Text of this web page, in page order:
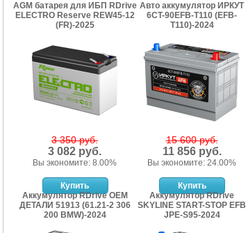
AGM батарея для ИБП RDrive
ELECTRO Reserve REW45-12
(FR)-2025
3 350 руб.
3 082 руб.
Вы экономите: 8.00%
Авто аккумулятор ИРКУТ
6CT-90EFB-T110 (EFB-
T110)-2024
15 600 руб.
11 856 руб.
Вы экономите: 24.00%
Аккумулятор RDrive OEM
ДЕТАЛИ 51913 (61.21-2 306
200 BMW)-2024
Аккумулятор RDrive
SKYLINE START-STOP EFB
JPE-S95-2024